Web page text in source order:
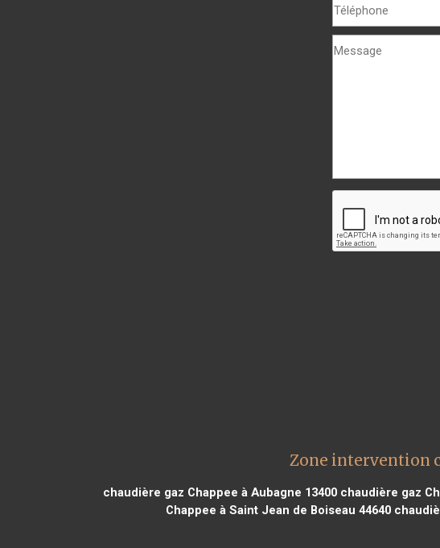
Zone intervention
chaudière gaz Chappee à Aubagne 13400chaudière gaz
Chappee à Saint Jean de Boiseau 44640